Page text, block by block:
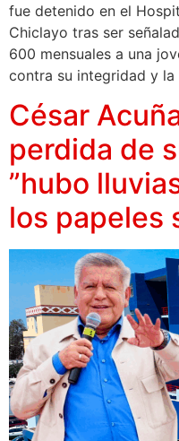
fue detenido en el
Chiclayo tras ser
600 mensuales a una
contra su integridad y
César
perdida de
”hubo
los papeles